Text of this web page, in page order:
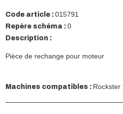
Code article :015791
Repère schéma :0
Description :
Pièce de rechange pour moteur
Machines compatibles : Rockster